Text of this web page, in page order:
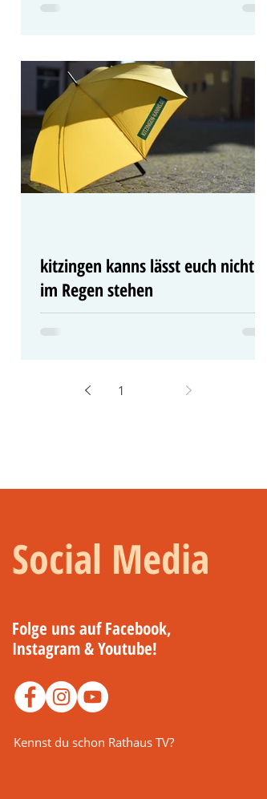
kitzingen kanns lässt euch nicht
im Regen stehen
Der Stadtmarketingverein lässt Sie nicht
1
Social Media
Folge uns auf Facebook,
Instagram & Youtube!
Kennst du schon Rathaus TV?